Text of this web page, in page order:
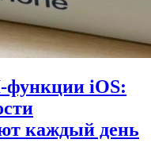
iOS:
каждый день